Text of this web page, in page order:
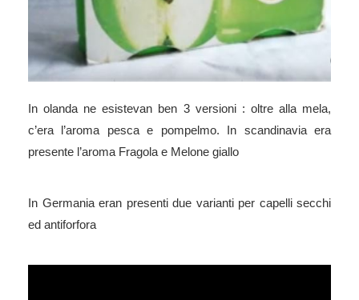
In olanda ne esistevan ben 3 versioni : oltre alla mela,
c’era l’aroma pesca e pompelmo. In scandinavia era
presente l’aroma Fragola e Melone giallo
In Germania eran presenti due varianti per capelli secchi
ed antiforfora